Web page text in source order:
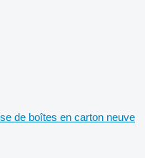
de boîtes en carton neuve